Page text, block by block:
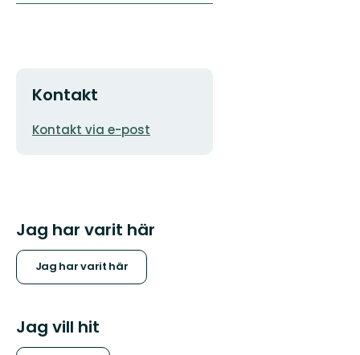
Kontakt
E-
Kontakt via e-post
Jag har varit här
Jag har varit här
Jag vill hit